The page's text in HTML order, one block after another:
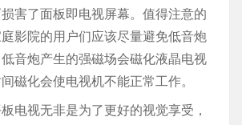
害了面板即电视屏幕。值得注意的
影院的用户们应该尽量避免低音炮
音炮产生的强磁场会磁化液晶电视
磁化会使电视机不能正常工作。
电视无非是为了更好的视觉享受，